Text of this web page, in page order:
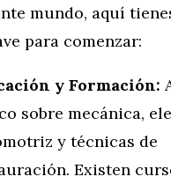
mundo, aquí
para comenzar:
y Formación:
sobre mecánica,
y técnicas de
Existen